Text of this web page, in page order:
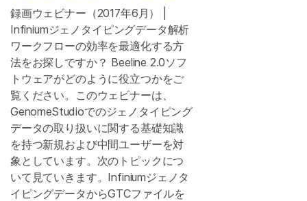
録画ウェビナー（2017年6月） |
Infiniumジェノタイピングデータ解析
ワークフローの効率を最適化する方
法をお探しですか？ Beeline 2.0ソフ
トウェアがどのように役立つかをご
覧ください。このウェビナーは、
GenomeStudioでのジェノタイピング
データの取り扱いに関する基礎知識
を持つ新規および中間ユーザーを対
象としています。次のトピックにつ
いて見ていきます。Infiniumジェノタ
イピングデータからGTCファイルを